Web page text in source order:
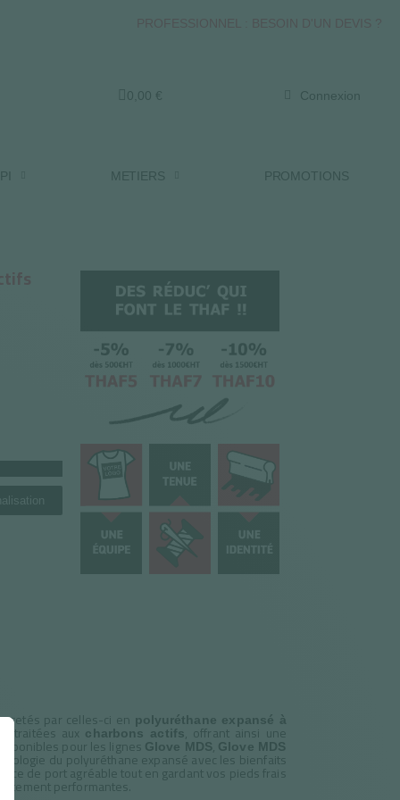
PROFESSIONNEL : BESOIN D'UN DEVIS ?
0,00 € Connexion
METIERS PROMOTIONS
par celles-ci en polyuréthane expansé à
traitées aux charbons actifs, offrant ainsi une
pour les lignes Glove MDS, Glove MDS
du polyuréthane expansé avec les bienfaits
de port agréable tout en gardant vos pieds frais
performantes.